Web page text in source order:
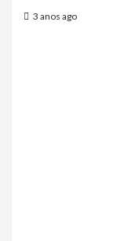
3 anos ago